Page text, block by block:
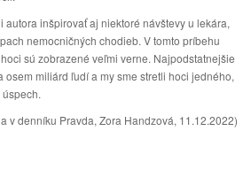
autora inšpirovať aj niektoré návštevy u lekára,
nemocničných chodieb. V tomto príbehu
sú zobrazené veľmi verne. Najpodstatnejšie
osem miliárd ľudí a my sme stretli hoci jedného,
v denníku Pravda, Zora Handzová, 11.12.2022)